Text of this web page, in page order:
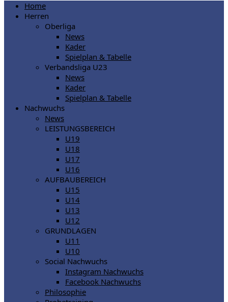
Home
Herren
Oberliga
News
Kader
Spielplan & Tabelle
Verbandsliga U23
News
Kader
Spielplan & Tabelle
Nachwuchs
News
LEISTUNGSBEREICH
U19
U18
U17
U16
AUFBAUBEREICH
U15
U14
U13
U12
GRUNDLAGEN
U11
U10
Social Nachwuchs
Instagram Nachwuchs
Facebook Nachwuchs
Philosophie